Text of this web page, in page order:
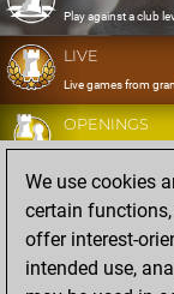
Play against a club
LIVE
Live games from
OPENINGS
Develop and
DATABASE
Eight million strong
MYGAMES
Store and analyse
We use cookies
certain
offer interest-
intended use,